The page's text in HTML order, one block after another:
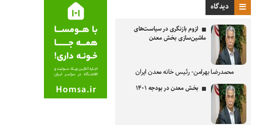
دیدگاه
لزوم بازنگری در سیاست‌های
ماشین‌سازی بخش معدن
محمدرضا بهرامن- رئیس خانه معدن ایران
بخش معدن در بودجه ۱۴۰۱